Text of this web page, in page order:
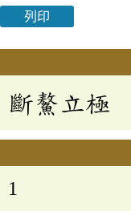
列印
斷鰲立極
1